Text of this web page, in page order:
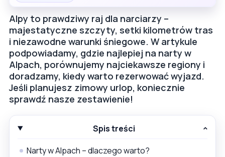
Alpy to prawdziwy raj dla narciarzy –
majestatyczne szczyty, setki kilometrów tras
i niezawodne warunki śniegowe. W artykule
podpowiadamy, gdzie najlepiej na narty w
Alpach, porównujemy najciekawsze regiony i
doradzamy, kiedy warto rezerwować wyjazd.
Jeśli planujesz zimowy urlop, koniecznie
sprawdź nasze zestawienie!
Spis treści
Narty w Alpach – dlaczego warto?